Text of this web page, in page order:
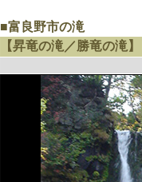
■富良野市の滝
【昇竜の滝／勝竜の滝】